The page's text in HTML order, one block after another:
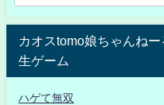
カオスtomo娘ちゃんね
生ゲーム
ハゲて無双